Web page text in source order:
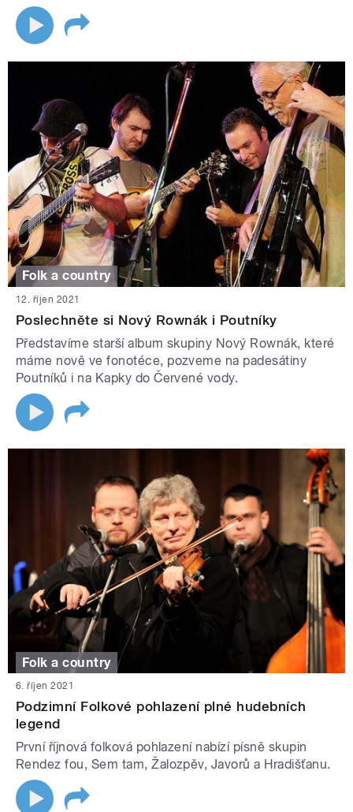
Folk a country
12. říjen 2021
Poslechněte si Nový Rownák i Poutníky
Představíme starší album skupiny Nový Rownák, které
máme nově ve fonotéce, pozveme na padesátiny
Poutníků i na Kapky do Červené vody.
Folk a country
6. říjen 2021
Podzimní Folkové pohlazení plné hudebních
legend
První říjnová folková pohlazení nabízí písně skupin
Rendez fou, Sem tam, Žalozpěv, Javorů a Hradišťanu.